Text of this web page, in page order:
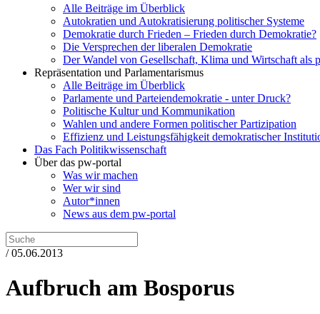
Alle Beiträge im Überblick
Autokratien und Autokratisierung politischer Systeme
Demokratie durch Frieden – Frieden durch Demokratie?
Die Versprechen der liberalen Demokratie
Der Wandel von Gesellschaft, Klima und Wirtschaft als
Repräsentation und Parlamentarismus
Alle Beiträge im Überblick
Parlamente und Parteiendemokratie - unter Druck?
Politische Kultur und Kommunikation
Wahlen und andere Formen politischer Partizipation
Effizienz und Leistungsfähigkeit demokratischer
Das Fach Politikwissenschaft
Über das pw-portal
Was wir machen
Wer wir sind
Autor*innen
News aus dem pw-portal
/ 05.06.2013
Aufbruch am Bosporus